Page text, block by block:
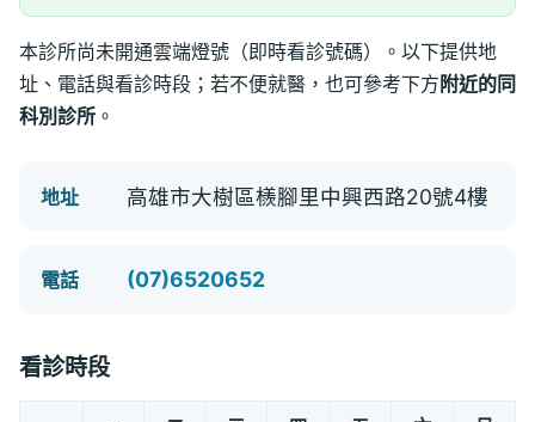
本診所尚未開通雲端燈號（即時看診號碼）。以下提供地
址、電話與看診時段；若不便就醫，也可參考下方 附近的同
科別診所 。
地址 高雄市大樹區檨腳里中興西路20號4樓
電話 (07)6520652
看診時段